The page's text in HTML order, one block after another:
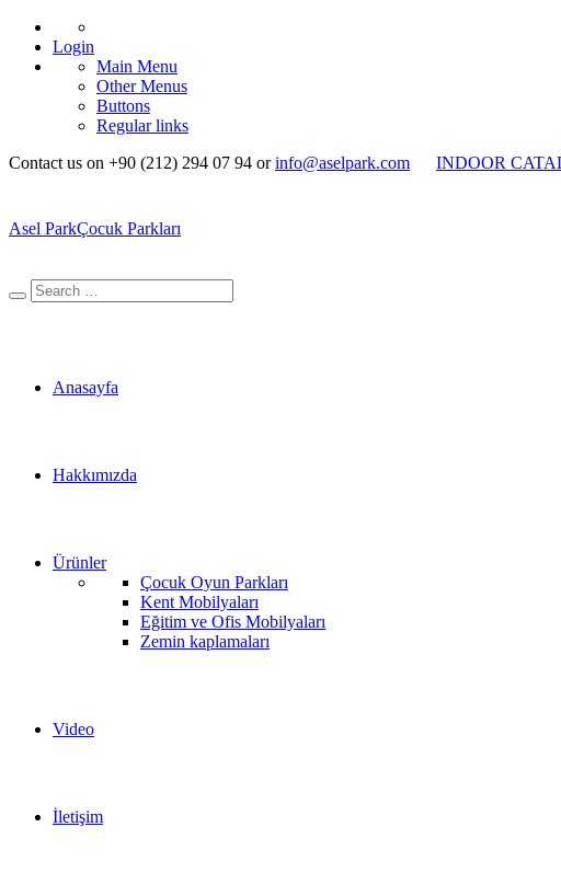
Login
Main Menu
Other Menus
Buttons
Regular links
Contact us on +90 (212) 294 07 94 orinfo@aselpark.com INDOOR
Asel ParkÇocuk Parkları
Anasayfa
Hakkımızda
Ürünler
Çocuk Oyun Parkları
Kent Mobilyaları
Eğitim ve Ofis Mobilyaları
Zemin kaplamaları
Video
İletişim